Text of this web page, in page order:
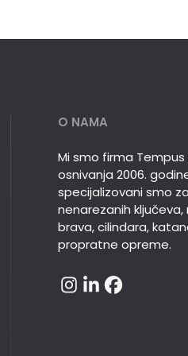
O NAMA
Mi smo firma
osnivanja 2006.
specijalizovani smo
nenarezanih ključeva,
brava, cilindara,
propratne opreme.